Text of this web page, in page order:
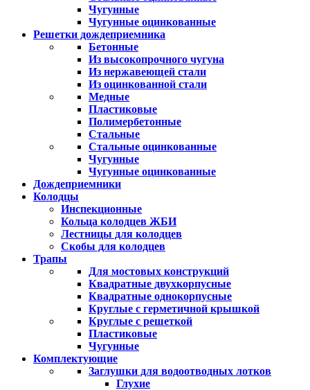
Чугунные
Чугунные оцинкованные
Решетки дождеприемника
Бетонные
Из высокопрочного чугуна
Из нержавеющей стали
Из оцинкованной стали
Медные
Пластиковые
Полимербетонные
Стальные
Стальные оцинкованные
Чугунные
Чугунные оцинкованные
Дождеприемники
Колодцы
Инспекционные
Кольца колодцев ЖБИ
Лестницы для колодцев
Скобы для колодцев
Трапы
Для мостовых конструкций
Квадратные двухкорпусные
Квадратные однокорпусные
Круглые с герметичной крышкой
Круглые с решеткой
Пластиковые
Чугунные
Комплектующие
Заглушки для водоотводных лотков
Глухие